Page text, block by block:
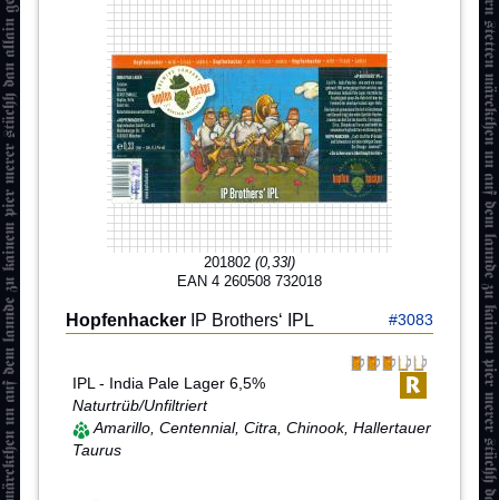
201802 (0,33l)
EAN 4 260508 732018
Hopfenhacker IP Brothers‘ IPL #3083
IPL - India Pale Lager 6,5%
Naturtrüb/Unfiltriert
Amarillo, Centennial, Citra, Chinook, Hallertauer
Taurus